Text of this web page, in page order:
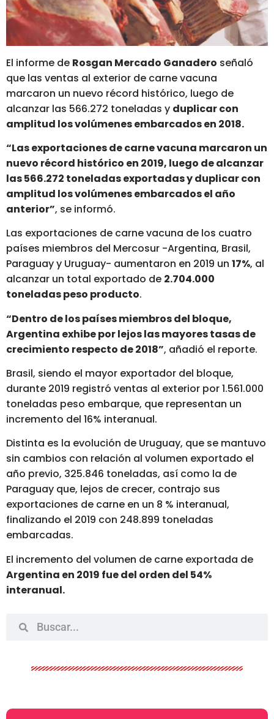
El informe de Rosgan Mercado Ganadero señaló
que las ventas al exterior de carne vacuna
marcaron un nuevo récord histórico, luego de
alcanzar las 566.272 toneladas y duplicar con
amplitud los volúmenes embarcados en 2018.
“Las exportaciones de carne vacuna marcaron un
nuevo récord histórico en 2019, luego de alcanzar
las 566.272 toneladas exportadas y duplicar con
amplitud los volúmenes embarcados el año
anterior”, se informó.
Las exportaciones de carne vacuna de los cuatro
países miembros del Mercosur -Argentina, Brasil,
Paraguay y Uruguay- aumentaron en 2019 un 17%, al
alcanzar un total exportado de 2.704.000
toneladas peso producto.
“Dentro de los países miembros del bloque,
Argentina exhibe por lejos las mayores tasas de
crecimiento respecto de 2018”, añadió el reporte.
Brasil, siendo el mayor exportador del bloque,
durante 2019 registró ventas al exterior por 1.561.000
toneladas peso embarque, que representan un
incremento del 16% interanual.
Distinta es la evolución de Uruguay, que se mantuvo
sin cambios con relación al volumen exportado el
año previo, 325.846 toneladas, así como la de
Paraguay que, lejos de crecer, contrajo sus
exportaciones de carne en un 8 % interanual,
finalizando el 2019 con 248.899 toneladas
embarcadas.
El incremento del volumen de carne exportada de
Argentina en 2019 fue del orden del 54%
interanual.